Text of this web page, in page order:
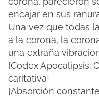
encajar en sus
Una vez que todas
a la corona, la
una extraña
[Codex Apocalipsis:
caritativa]
[Absorción